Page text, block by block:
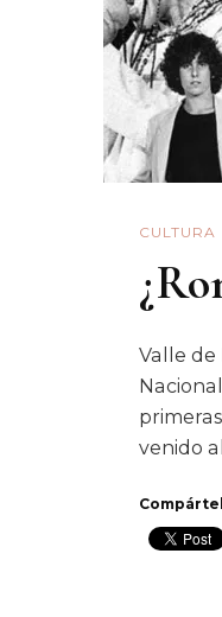
CULTURA
Valle de
venido